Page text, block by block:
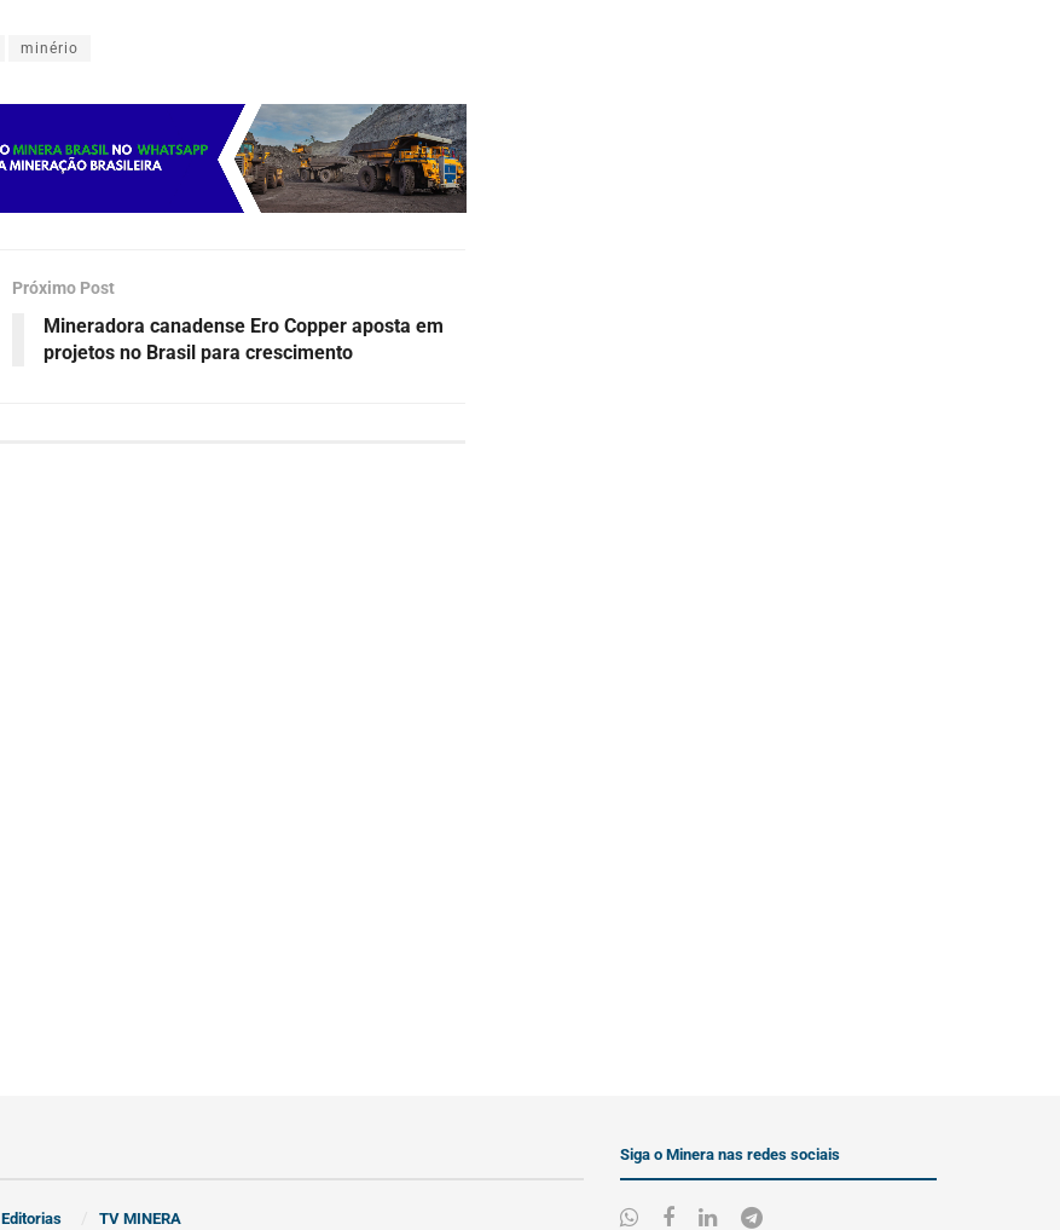
minério
Próximo Post
Mineradora canadense Ero Copper aposta em
projetos no Brasil para crescimento
Editorias TV MINERA
Siga o Minera nas redes sociais